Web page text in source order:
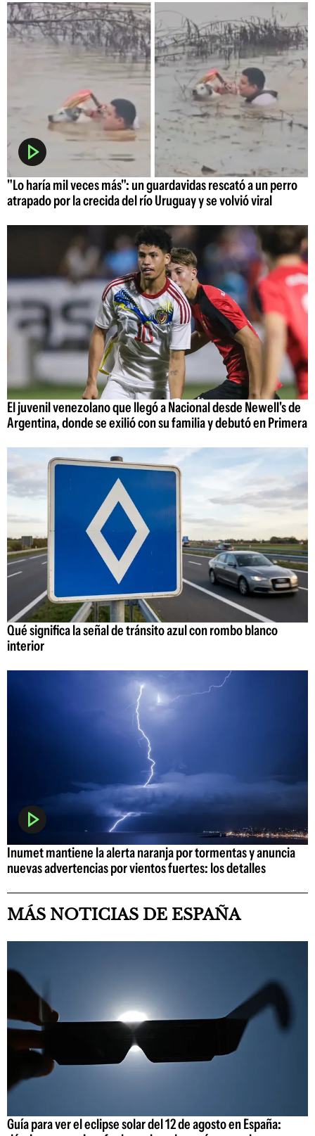
"Lo haría mil veces más": un guardavidas rescató a un perro
atrapado por la crecida del río Uruguay y se volvió viral
El juvenil venezolano que llegó a Nacional desde Newell's de
Argentina, donde se exilió con su familia y debutó en Primera
Qué significa la señal de tránsito azul con rombo blanco
interior
Inumet mantiene la alerta naranja por tormentas y anuncia
nuevas advertencias por vientos fuertes: los detalles
MÁS NOTICIAS DE ESPAÑA
Guía para ver el eclipse solar del 12 de agosto en España: